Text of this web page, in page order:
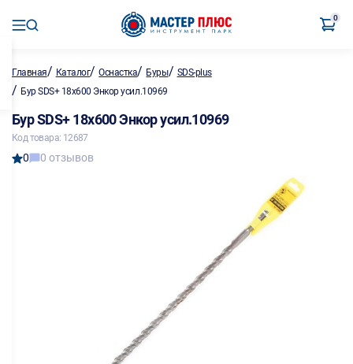
0
Главная/ Каталог/Оснастка/ Буры/ SDS-plus
/ Бур SDS+ 18х600 Энкор усил.10969
Бур SDS+ 18х600 Энкор усил.10969
Код товара: 12687
0 0 отзывов